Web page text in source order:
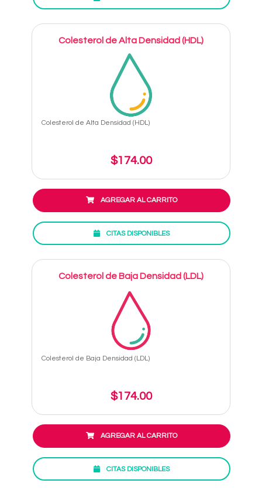
Colesterol de Alta Densidad (HDL)
Colesterol de Alta Densidad (HDL)
$174.00
AGREGAR AL CARRITO
CITAS DISPONIBLES
Colesterol de Baja Densidad (LDL)
Colesterol de Baja Densidad (LDL)
$174.00
AGREGAR AL CARRITO
CITAS DISPONIBLES